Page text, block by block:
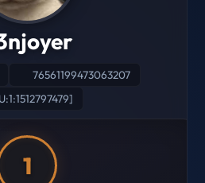
76561199473063207
1